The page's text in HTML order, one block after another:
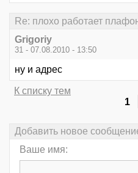
Re: плохо работает
Grigoriy
31 - 07.08.2010 - 13:50
ну и адрес
К списку тем
1
Добавить новое
Ваше имя: